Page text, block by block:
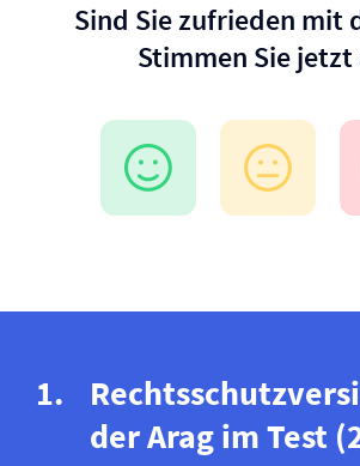
Sind Sie zufrieden mit
Stimmen Sie jetzt
der Arag im Test